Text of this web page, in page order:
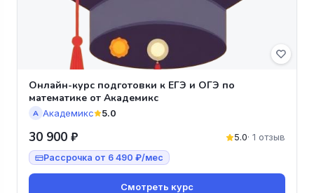
Онлайн-курс подготовки к ЕГЭ и ОГЭ по
математике от Академикс
А Академикс 5.0
30 900 ₽ 5.0· 1 отзыв
Рассрочка от 6 490 ₽/мес
Смотреть курс